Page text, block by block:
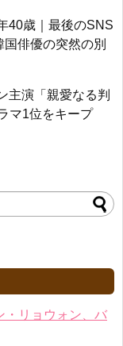
40歳｜最後のSNS
俳優の突然の別
主演「親愛なる判
マ1位をキープ
・リョウォン、バ